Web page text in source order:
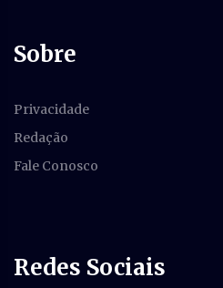
Sobre
Privacidade
Redação
Fale Conosco
Redes Sociais